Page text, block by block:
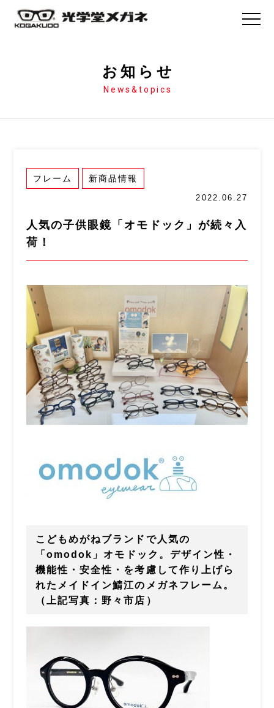
お知らせ
News&topics
フレーム 新商品情報
2022.06.27
人気の子供眼鏡「オモドック」が続々入
荷！
こどもめがねブランドで人気の
「omodok」オモドック。デザイン性・
機能性・安全性・を考慮して作り上げら
れたメイドイン鯖江のメガネフレーム。
（上記写真：野々市店）